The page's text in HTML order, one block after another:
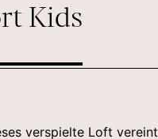
Kids
verspielte Loft vereint